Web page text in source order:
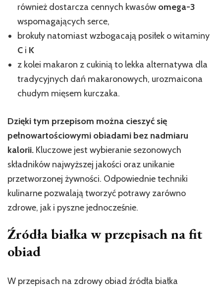
również dostarcza cennych kwasów omega-3
wspomagających serce,
brokuły natomiast wzbogacają posiłek o witaminy
C i K
z kolei makaron z cukinią to lekka alternatywa dla
tradycyjnych dań makaronowych, urozmaicona
chudym mięsem kurczaka.
Dzięki tym przepisom można cieszyć się
pełnowartościowymi obiadami bez nadmiaru
kalorii. Kluczowe jest wybieranie sezonowych
składników najwyższej jakości oraz unikanie
przetworzonej żywności. Odpowiednie techniki
kulinarne pozwalają tworzyć potrawy zarówno
zdrowe, jak i pyszne jednocześnie.
Źródła białka w przepisach na fit
obiad
W przepisach na zdrowy obiad źródła białka